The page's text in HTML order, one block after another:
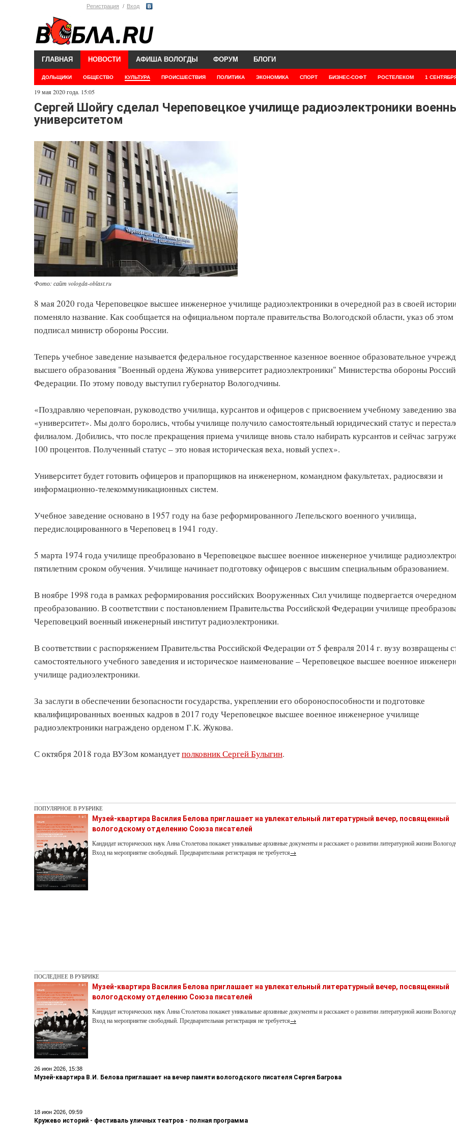
Регистрация Вход
ГЛАВНАЯ НОВОСТИ
ДОЛЬЩИКИ ОБЩЕСТВО КУЛЬТУРА ПРОИСШЕСТВИЯ ПОЛИТИКА ЭКОНОМИКА СПОРТ БИЗНЕС-СОФТ РОСТЕЛЕКОМ 1
АФИША ВОЛОГДЫ ФОРУМ БЛОГИ
19 мая 2020 года. 15:05
Сергей Шойгу сделал Череповецкое училище радиоэлектроники
университетом
Фото: сайт vologda-oblast.ru
8 мая 2020 года Череповецкое высшее инженерное училище радиоэлектроники в очередной раз в своей
поменяло название. Как сообщается на официальном портале правительства Вологодской области, указ об этом
подписал министр обороны России.
Теперь учебное заведение называется федеральное государственное казенное военное образовательное
высшего образования "Военный ордена Жукова университет радиоэлектроники" Министерства обороны
Федерации. По этому поводу выступил губернатор Вологодчины.
«Поздравляю череповчан, руководство училища, курсантов и офицеров с присвоением учебному заведению
«университет». Мы долго боролись, чтобы училище получило самостоятельный юридический статус и
филиалом. Добились, что после прекращения приема училище вновь стало набирать курсантов и сейчас
100 процентов. Полученный статус – это новая историческая веха, новый успех».
Университет будет готовить офицеров и прапорщиков на инженерном, командном факультетах, радиосвязи и
информационно-телекоммуникационных систем.
Учебное заведение основано в 1957 году на базе реформированного Лепельского военного училища,
передислоцированного в Череповец в 1941 году.
5 марта 1974 года училище преобразовано в Череповецкое высшее военное инженерное училище
пятилетним сроком обучения. Училище начинает подготовку офицеров с высшим специальным образованием.
В ноябре 1998 года в рамках реформирования российских Вооруженных Сил училище подвергается
преобразованию. В соответствии с постановлением Правительства Российской Федерации училище
Череповецкий военный инженерный институт радиоэлектроники.
В соответствии с распоряжением Правительства Российской Федерации от 5 февраля 2014 г. вузу возвращены
самостоятельного учебного заведения и историческое наименование – Череповецкое высшее военное
училище радиоэлектроники.
За заслуги в обеспечении безопасности государства, укреплении его обороноспособности и подготовке
квалифицированных военных кадров в 2017 году Череповецкое высшее военное инженерное училище
радиоэлектроники награждено орденом Г.К. Жукова.
С октября 2018 года ВУЗом командуетполковник Сергей Булыгин.
ПОПУЛЯРНОЕ В РУБРИКЕ
Музей-квартира Василия Белова приглашает на увлекательный литературный вечер, посвященный
вологодскому отделению Союза писателей
Кандидат исторических наук Анна Столетова покажет уникальные архивные документы и расскажет о развитии литературной жизни
Вход на мероприятие свободный. Предварительная регистрация не требуется→
ПОСЛЕДНЕЕ В РУБРИКЕ
Музей-квартира Василия Белова приглашает на увлекательный литературный вечер, посвященный
вологодскому отделению Союза писателей
Кандидат исторических наук Анна Столетова покажет уникальные архивные документы и расскажет о развитии литературной жизни
Вход на мероприятие свободный. Предварительная регистрация не требуется→
26 июн 2026, 15:38
Музей-квартира В.И. Белова приглашает на вечер памяти вологодского писателя Сергея Багрова
18 июн 2026, 09:59
Кружево историй - фестиваль уличных театров - полная программа